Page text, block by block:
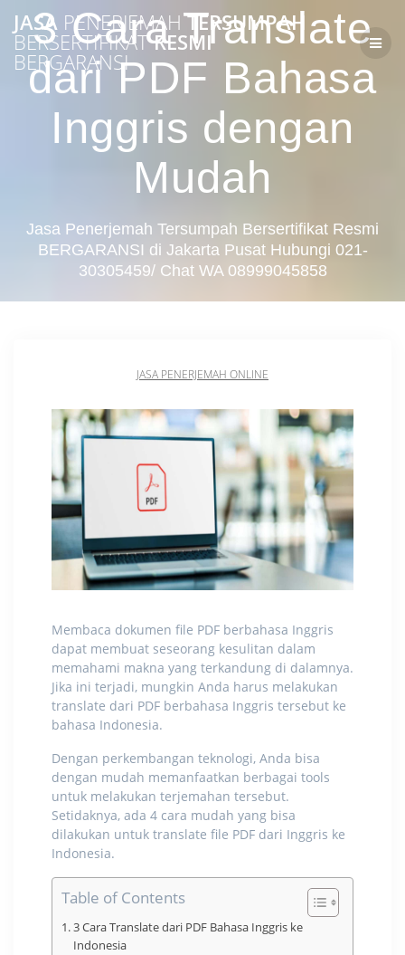
Skip
to
content
JASA PENERJEMAHTERSUMPAH
BERSERTIFIKATRESMI
BERGARANSI
3 Cara Translate
dari PDF Bahasa
Inggris dengan
Mudah
Jasa Penerjemah Tersumpah Bersertifikat Resmi
BERGARANSI di Jakarta Pusat Hubungi 021-
30305459/ Chat WA 08999045858
JASA PENERJEMAH ONLINE
Membaca dokumen file PDF berbahasa Inggris
dapat membuat seseorang kesulitan dalam
memahami makna yang terkandung di dalamnya.
Jika ini terjadi, mungkin Anda harus melakukan
translate dari PDF berbahasa Inggris tersebut ke
bahasa Indonesia.
Dengan perkembangan teknologi, Anda bisa
dengan mudah memanfaatkan berbagai tools
untuk melakukan terjemahan tersebut.
Setidaknya, ada 4 cara mudah yang bisa
dilakukan untuk translate file PDF dari Inggris ke
Indonesia.
Table of Contents
3 Cara Translate dari PDF Bahasa Inggris ke
Indonesia